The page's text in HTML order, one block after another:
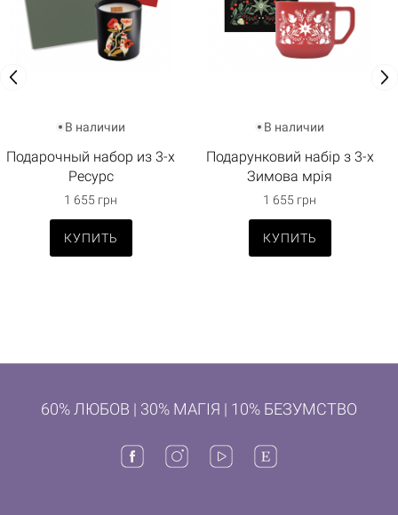
В наличии
Подарочный набор из 3-х
Ресурс
1 655 грн
КУПИТЬ
В наличии
Подарунковий набір з 3-х
Зимова мрія
1 655 грн
КУПИТЬ
60% ЛЮБОВ | 30% МАГІЯ | 10% БЕЗУМСТВО